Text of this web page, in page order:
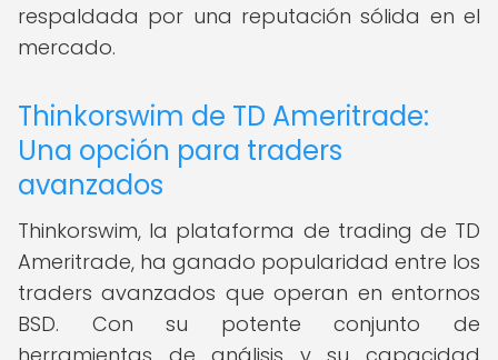
respaldada por una reputación sólida en el
mercado.
Thinkorswim de TD Ameritrade:
Una opción para traders
avanzados
Thinkorswim, la plataforma de trading de TD
Ameritrade, ha ganado popularidad entre los
traders avanzados que operan en entornos
BSD. Con su potente conjunto de